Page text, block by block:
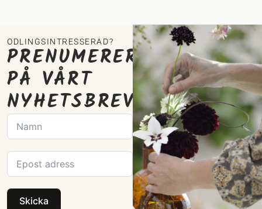
ODLINGSINTRESSERAD?
PRENUMERERA
PÅ VÅRT
NYHETSBREV
Skicka